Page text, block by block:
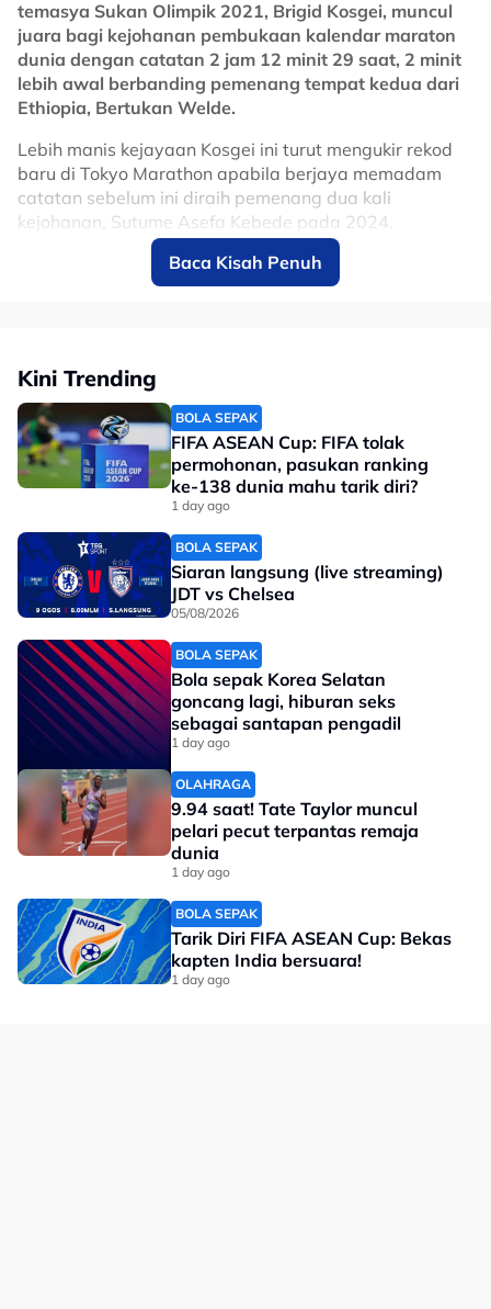
No node context available.
Related Topics
#Diogo Jota #Larian
temasya Sukan Olimpik 2021, Brigid Kosgei, muncul
juara bagi kejohanan pembukaan kalendar maraton
dunia dengan catatan 2 jam 12 minit 29 saat, 2 minit
lebih awal berbanding pemenang tempat kedua dari
Ethiopia, Bertukan Welde.
Lebih manis kejayaan Kosgei ini turut mengukir rekod
baru di Tokyo Marathon apabila berjaya memadam
catatan sebelum ini diraih pemenang dua kali
kejohanan, Sutume Asefa Kebede pada 2024.
Catatan ini merupakan rekod yang dilakar bagi laluan
baru yang mula diperkenalkan pada 2017 bermula dari
temasya Sukan Olimpik Los Angeles 2028 bersedia
untuk meneruskan rentak positif ini dalam baki 6
saingan major tahun ini dengan seterusnya
berlangsung di Amerika Syarikat menerusi acara
Boston Marathon pada penghujung April ini.
Sementara bagi kategori lelaki, pelari Ethiopia, Tadese
Takele berjaya mempertahankan gelaran di Tokyo
dalam persaingan cukup sengit berdepan dua pelari
Kenya - Geoffrey Toroitich dan Alexander Mutiso
Munyao.
Takele mencatat 2 jam 3 minit 37 saat hanya
beberapa milisaat di depan Toroitich.
No node context available.
Related Topics
#maraton #Larian #Brigid Kosgei
Baca Kisah Penuh
Kini Trending
BOLA SEPAK
FIFA ASEAN Cup: FIFA tolak
permohonan, pasukan ranking
ke-138 dunia mahu tarik diri?
1 day ago
BOLA SEPAK
Siaran langsung (live streaming)
JDT vs Chelsea
05/08/2026
BOLA SEPAK
Bola sepak Korea Selatan
goncang lagi, hiburan seks
sebagai santapan pengadil
1 day ago
OLAHRAGA
9.94 saat! Tate Taylor muncul
pelari pecut terpantas remaja
dunia
1 day ago
BOLA SEPAK
Tarik Diri FIFA ASEAN Cup: Bekas
kapten India bersuara!
1 day ago